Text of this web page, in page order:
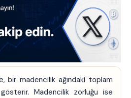
bir madencilik ağındaki toplam
Madencilik zorluğu ise